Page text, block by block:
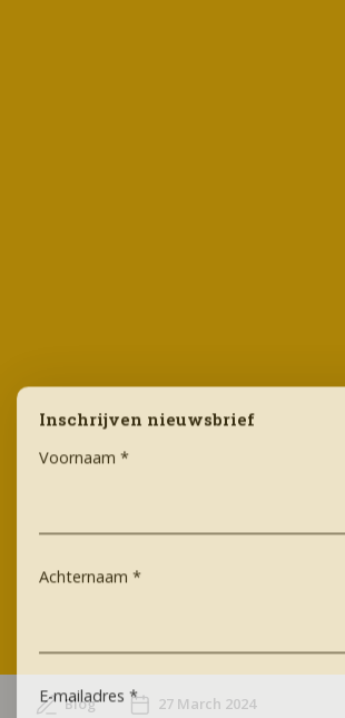
Blog 27 March 2024
Inschrijven nieuwsbrief
Voornaam *
Achternaam *
E-mailadres *